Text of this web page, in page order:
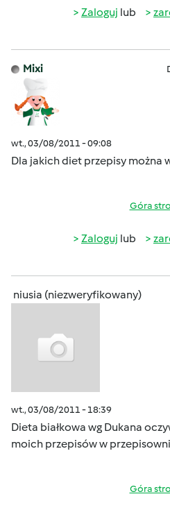
Zaloguj lub
Mixi
wt., 03/08/2011 - 09:08
Dla jakich diet przepisy można
Góra
Zaloguj lub
niusia (niezweryfikowany)
wt., 03/08/2011 - 18:39
Dieta białkowa wg Dukana
moich przepisów w przepisowni
Góra